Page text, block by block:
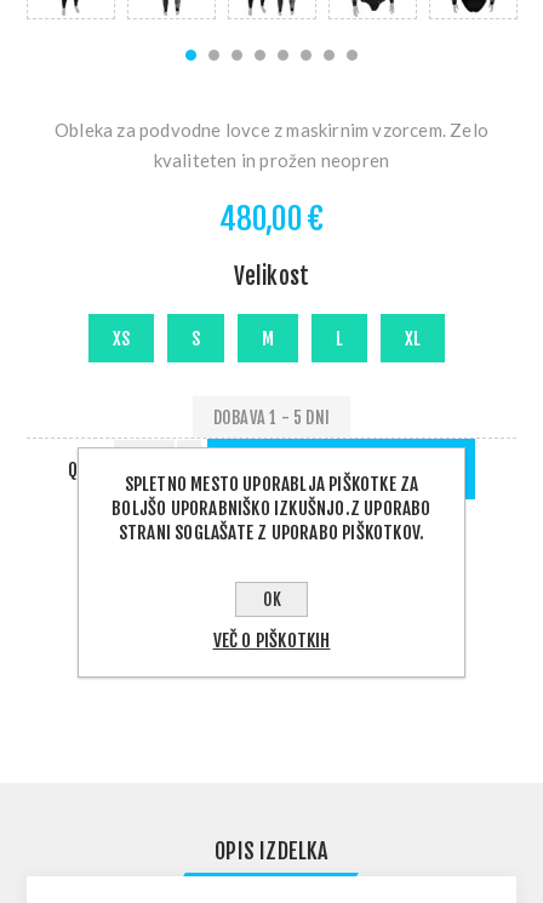
Obleka za podvodne lovce z maskirnim vzorcem. Zelo
kvaliteten in prožen neopren
480,00 €
Velikost
DOBAVA 1 - 5 DNI
QTY: DODAJ V KOŠARICO
PODELI:
OPIS IZDELKA
SPLETNO MESTO UPORABLJA PIŠKOTKE ZA
BOLJŠO UPORABNIŠKO IZKUŠNJO.Z UPORABO
STRANI SOGLAŠATE Z UPORABO PIŠKOTKOV.
OK
VEČ O PIŠKOTKIH